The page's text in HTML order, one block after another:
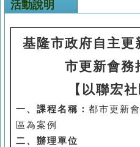
活動說明
基隆市政府自主
市更新會務
【以聯宏
一、課程名稱： 都市更新
區為案例
二、辦理單位